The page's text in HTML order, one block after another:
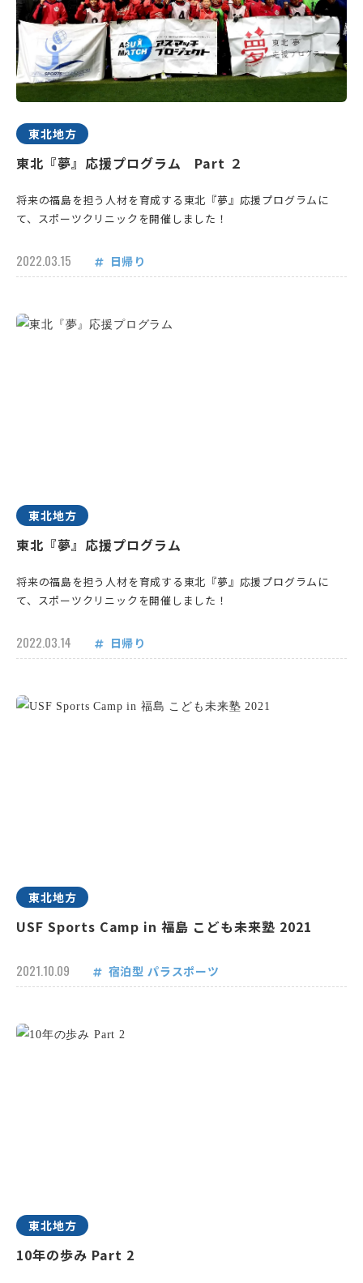
東北地方
東北『夢』応援プログラム Part ２
将来の福島を担う人材を育成する東北『夢』応援プログラムに
て、スポーツクリニックを開催しました！
2022.03.15 日帰り
東北地方
東北『夢』応援プログラム
将来の福島を担う人材を育成する東北『夢』応援プログラムに
て、スポーツクリニックを開催しました！
2022.03.14 日帰り
東北地方
USF Sports Camp in 福島 こども未来塾 2021
2021.10.09 宿泊型 パラスポーツ
東北地方
10年の歩み Part 2